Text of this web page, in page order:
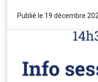
Publié le 19 décembre